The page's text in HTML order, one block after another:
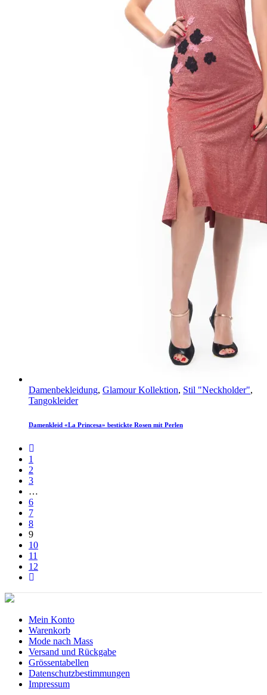
Damenbekleidung, Glamour Kollektion, Stil "Neckholder",
Tangokleider
Damenkleid «La Princesa» bestickte Rosen mit Perlen
1
2
3
…
6
7
8
9
10
11
12
Mein Konto
Warenkorb
Mode nach Mass
Versand und Rückgabe
Grössentabellen
Datenschutzbestimmungen
Impressum